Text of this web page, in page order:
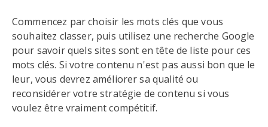
Commencez par choisir les mots clés que vous
souhaitez classer, puis utilisez une recherche Google
pour savoir quels sites sont en tête de liste pour ces
mots clés. Si votre contenu n'est pas aussi bon que le
leur, vous devrez améliorer sa qualité ou
reconsidérer votre stratégie de contenu si vous
voulez être vraiment compétitif.